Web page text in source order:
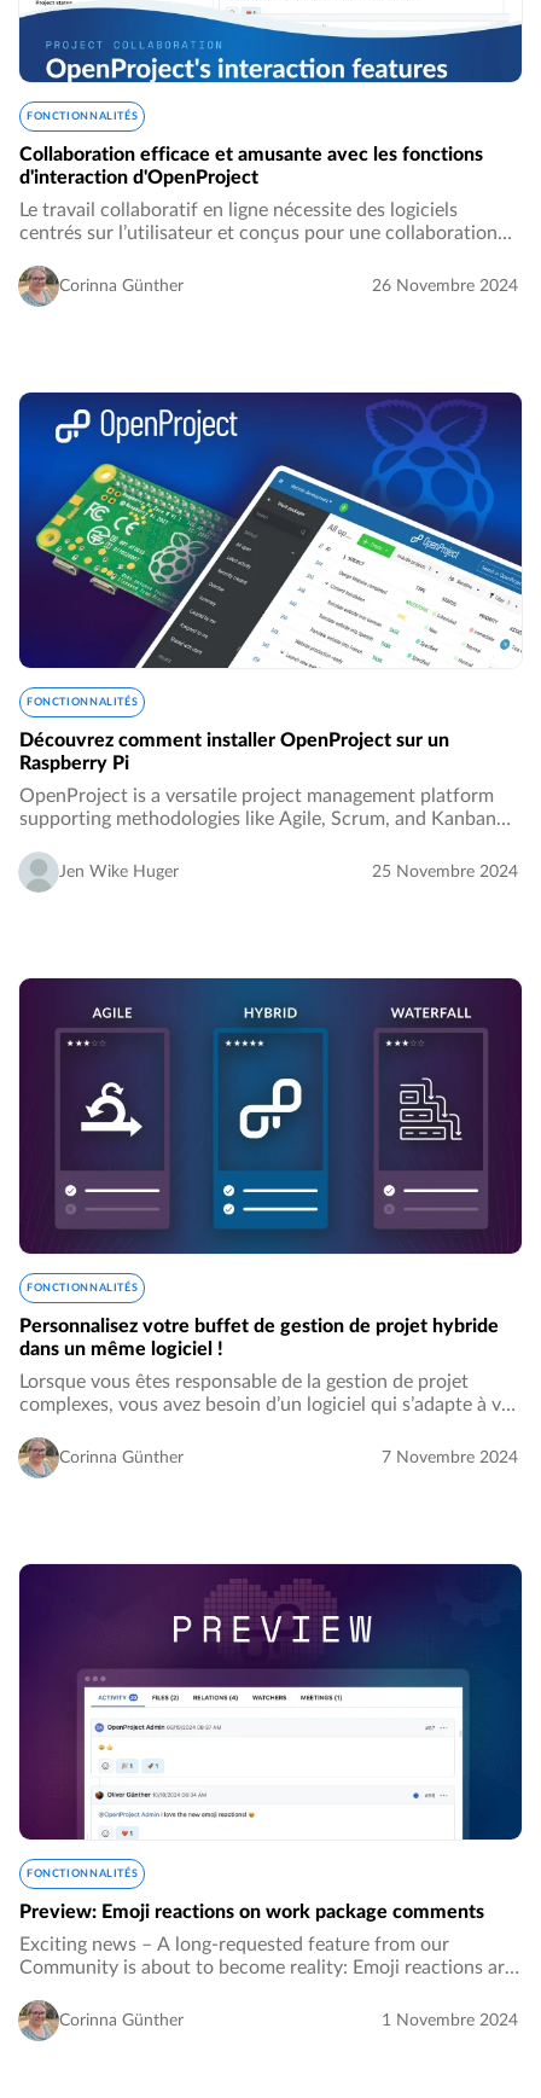
FONCTIONNALITÉS
Collaboration efficace et amusante avec les fonctions
d'interaction d'OpenProject
Le travail collaboratif en ligne nécessite des logiciels
centrés sur l’utilisateur et conçus pour une collaboration
source de gestion de projet…
Corinna Günther 26 Novembre 2024
FONCTIONNALITÉS
Découvrez comment installer OpenProject sur un
Raspberry Pi
OpenProject is a versatile project management platform
supporting methodologies like Agile, Scrum, and Kanban
package management.…
Jen Wike Huger 25 Novembre 2024
FONCTIONNALITÉS
Personnalisez votre buffet de gestion de projet hybride
dans un même logiciel !
Lorsque vous êtes responsable de la gestion de projet
complexes, vous avez besoin d’un logiciel qui s’adapte à vos
mélange les méthodes agile et en cascade…
Corinna Günther 7 Novembre 2024
FONCTIONNALITÉS
Preview: Emoji reactions on work package comments
Exciting news – A long-requested feature from our
Community is about to become reality: Emoji reactions are
from seven emojis to react to comments…
Corinna Günther 1 Novembre 2024